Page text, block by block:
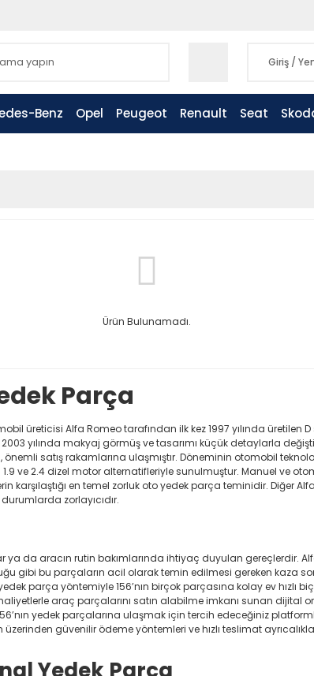
Giriş /
Benz Opel Peugeot Renault Seat
Ürün Bulunamadı.
Parça
üreticisi Alfa Romeo tarafından ilk kez 1997 yılında üretilen
yılında makyaj görmüş ve tasarımı küçük detaylarla
satış rakamlarına ulaşmıştır. Döneminin otomobil
1.9 ve 2.4 dizel motor alternatifleriyle sunulmuştur. Manuel ve
karşılaştığı en temel zorluk oto yedek parça teminidir. Diğer
zorlayıcıdır.
da aracın rutin bakımlarında ihtiyaç duyulan gereçlerdir. Alfa
gibi bu parçaların acil olarak temin edilmesi gereken kaza
parça yöntemiyle 156’nın birçok parçasına kolay ev hızlı
araç parçalarını satın alabilme imkanı sunan dijital
yedek parçalarına ulaşmak için tercih edeceğiniz
güvenilir ödeme yöntemleri ve hızlı teslimat